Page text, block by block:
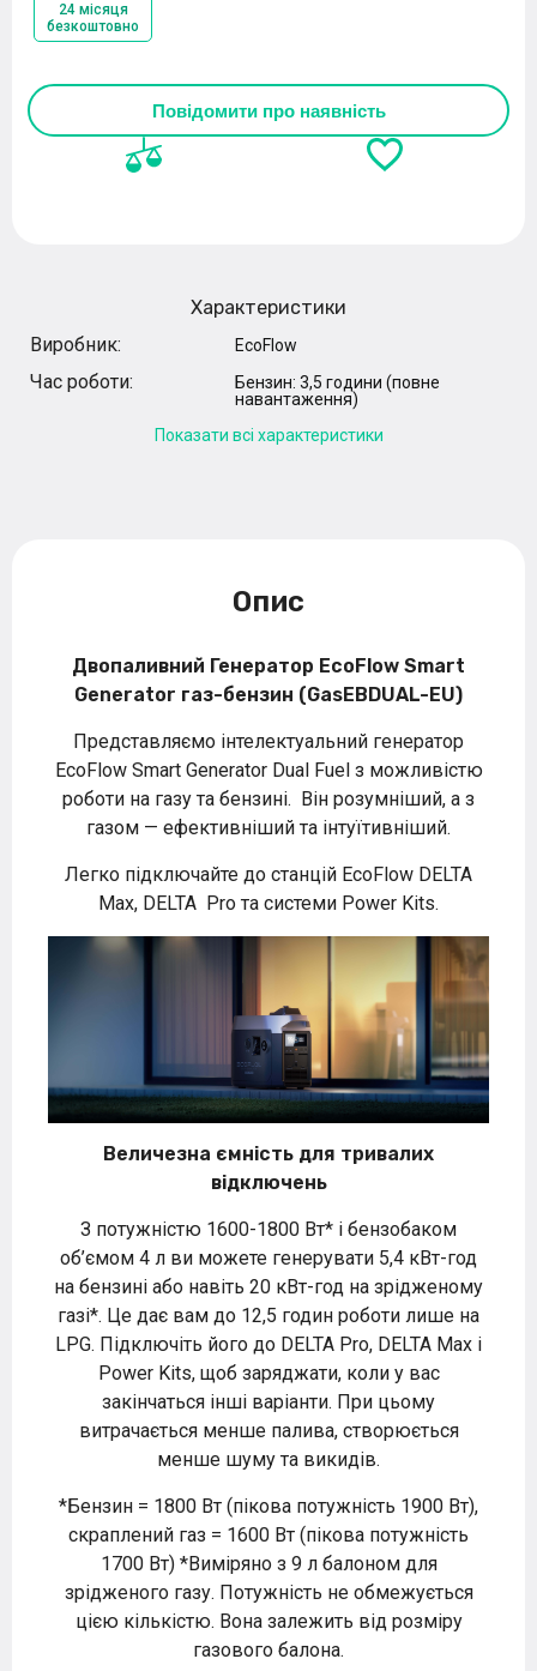
24 місяця
безкоштовно
Повідомити про наявність
Характеристики
Виробник:
EcoFlow
Час роботи:
Бензин: 3,5 години (повне
навантаження)
Показати всі характеристики
Опис
Двопаливний Генератор EcoFlow Smart
Generator газ-бензин (GasEBDUAL-EU)
Представляємо інтелектуальний генератор
EcoFlow Smart Generator Dual Fuel з можливістю
роботи на газу та бензині. Він розумніший, а з
газом — ефективніший та інтуїтивніший.
Легко підключайте до станцій EcoFlow DELTA
Max, DELTA Pro та системи Power Kits.
Величезна ємність для тривалих
відключень
З потужністю 1600-1800 Вт* і бензобаком
об’ємом 4 л ви можете генерувати 5,4 кВт-год
на бензині або навіть 20 кВт-год на зрідженому
газі*. Це дає вам до 12,5 годин роботи лише на
LPG. Підключіть його до DELTA Pro, DELTA Max і
Power Kits, щоб заряджати, коли у вас
закінчаться інші варіанти. При цьому
витрачається менше палива, створюється
менше шуму та викидів.
*Бензин = 1800 Вт (пікова потужність 1900 Вт),
скраплений газ = 1600 Вт (пікова потужність
1700 Вт) *Виміряно з 9 л балоном для
зрідженого газу. Потужність не обмежується
цією кількістю. Вона залежить від розміру
газового балона.